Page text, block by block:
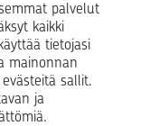
palvelut
kaikki
tietojasi
mainonnan
sallit.
ja